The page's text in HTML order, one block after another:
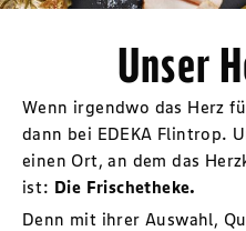
Unser
Wenn irgendwo das Herz
dann bei EDEKA Flintrop.
einen Ort, an dem das
ist: Die Frischetheke.
Denn mit ihrer Auswahl,